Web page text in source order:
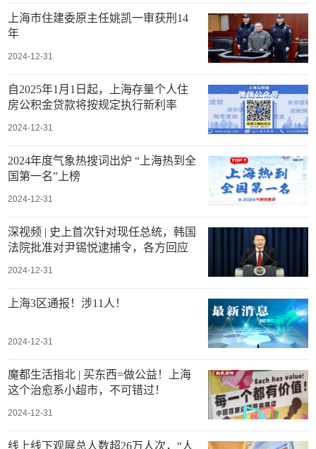
上海市住建委原主任姚凯一审获刑14
年
2024-12-31
自2025年1月1日起，上海存量个人住
房公积金贷款将按规定执行新利率
2024-12-31
2024年度气象热搜词出炉 “上海热到全
国第一名”上榜
2024-12-31
深视频 | 史上首次针对现任总统，韩国
法院批准对尹锡悦逮捕令，各方回应
2024-12-31
上海3区通报！涉11人！
2024-12-31
魔都生活指北 | 买东西=做公益！上海
这个治愈系小超市，不可错过！
2024-12-31
线上线下观展总人数超26万人次，“人